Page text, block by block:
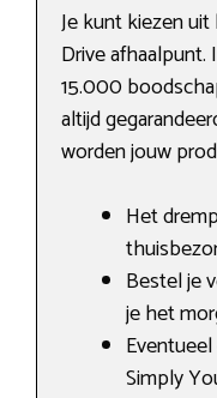
Je kunt kiezen
Drive afhaalpunt.
15.000
altijd
worden jouw
Het
Bestel je
je het
Simply